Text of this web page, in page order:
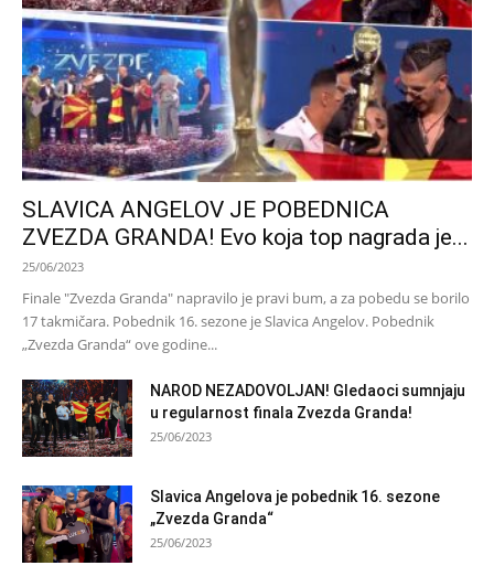
SLAVICA ANGELOV JE POBEDNICA
ZVEZDA GRANDA! Evo koja top nagrada je...
25/06/2023
Finale "Zvezda Granda" napravilo je pravi bum, a za pobedu se borilo
17 takmičara. Pobednik 16. sezone je Slavica Angelov. Pobednik
„Zvezda Granda“ ove godine...
NAROD NEZADOVOLJAN! Gledaoci sumnjaju
u regularnost finala Zvezda Granda!
25/06/2023
Slavica Angelova je pobednik 16. sezone
„Zvezda Granda“
25/06/2023